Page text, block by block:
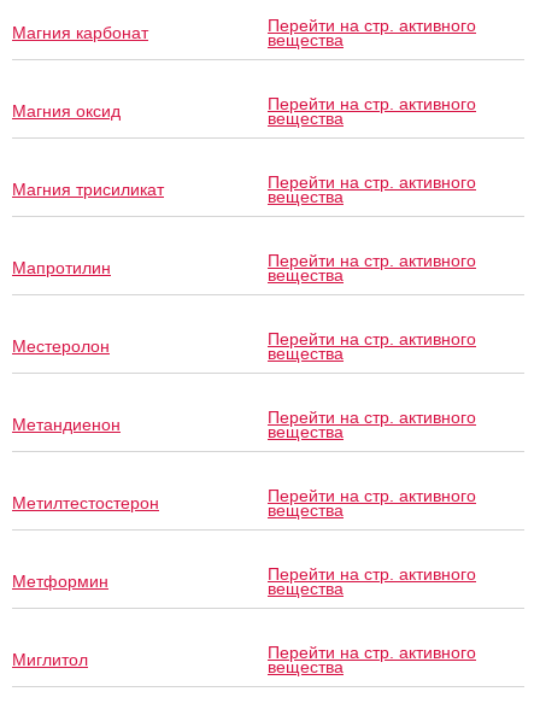
Магния карбонат Перейти на стр. активного
вещества
Магния оксид Перейти на стр. активного
вещества
Магния трисиликат Перейти на стр. активного
вещества
Мапротилин Перейти на стр. активного
вещества
Местеролон Перейти на стр. активного
вещества
Метандиенон Перейти на стр. активного
вещества
Метилтестостерон Перейти на стр. активного
вещества
Метформин Перейти на стр. активного
вещества
Миглитол Перейти на стр. активного
вещества